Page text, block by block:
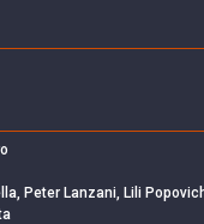
Peter Lanzani, Lili